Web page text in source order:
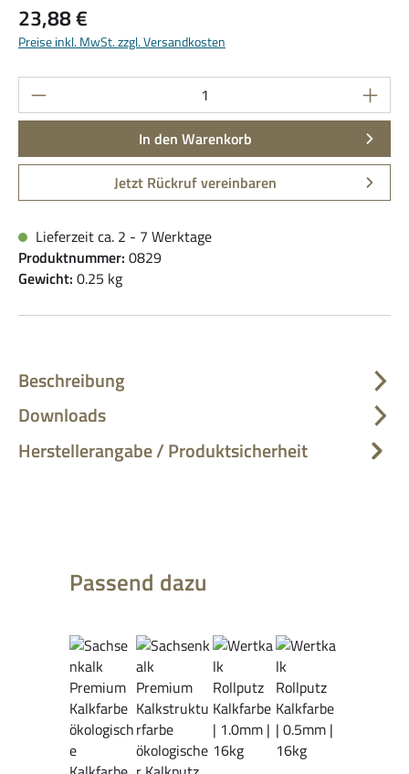
Regulärer Preis:
23,88 €
Preise inkl. MwSt. zzgl. Versandkosten
Produkt Anzahl: Gib den gewünschten
In den Warenkorb
Jetzt Rückruf vereinbaren
Lieferzeit ca. 2 - 7 Werktage
Produktnummer: 0829
Gewicht: 0.25 kg
Beschreibung
Downloads
Herstellerangabe / Produktsicherheit
Produktgalerie überspringen
Passend dazu